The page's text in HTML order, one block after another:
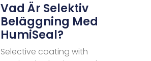
Vad Är Selektiv
Beläggning Med
HumiSeal?
Selective coating with